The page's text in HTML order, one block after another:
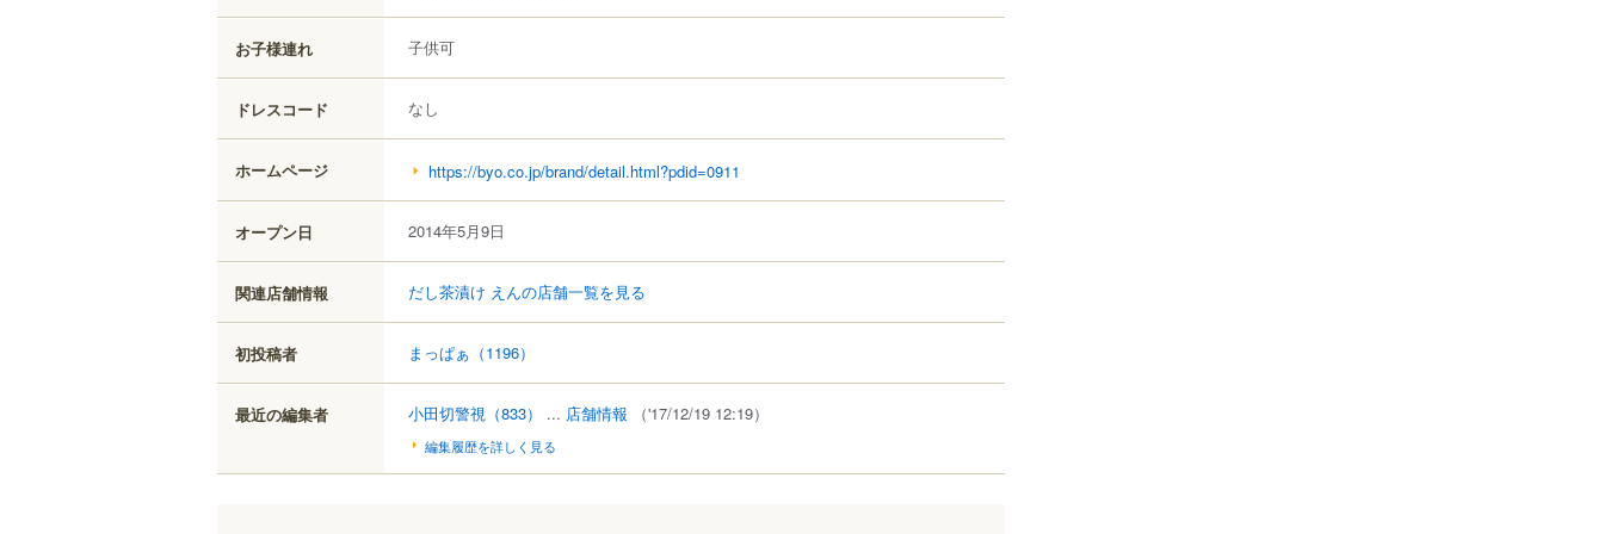
お子様連れ 子供可
ドレスコード なし
ホームページ https://byo.co.jp/brand/detail.html?pdid=0911
オープン日 2014年5月9日
関連店舗情報 だし茶漬け えんの店舗一覧を見る
初投稿者 まっぱぁ （1196）
最近の編集者 小田切警視 （833） ... 店舗情報 （'17/12/19 12:19）
編集履歴を詳しく見る